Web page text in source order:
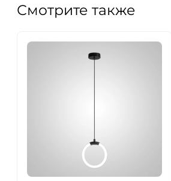
Смотрите также